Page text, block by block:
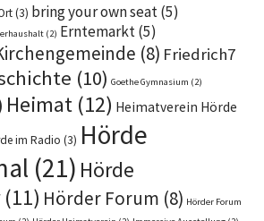
(3) bring your own seat(5)
(2) Erntemarkt(5)
(8) Friedrich7
(10) Goethe Gymnasium (2)
Heimat (12) Heimatverein Hörde
im Radio (3) Hörde
(21) Hörde
(11) Hörder Forum (8) Hörder Forum